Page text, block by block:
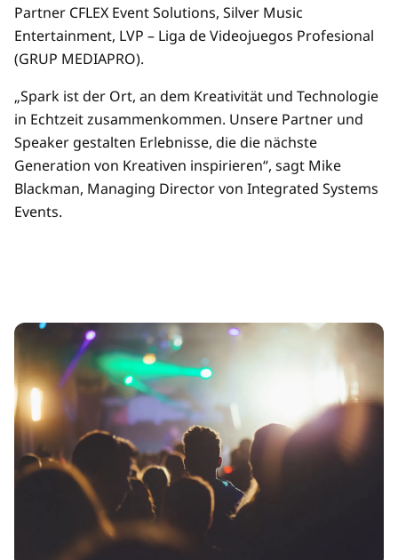
Partner CFLEX Event Solutions, Silver Music
Entertainment, LVP – Liga de Videojuegos Profesional
(GRUP MEDIAPRO).
„Spark ist der Ort, an dem Kreativität und Technologie
in Echtzeit zusammenkommen. Unsere Partner und
Speaker gestalten Erlebnisse, die die nächste
Generation von Kreativen inspirieren“, sagt Mike
Blackman, Managing Director von Integrated Systems
Events.